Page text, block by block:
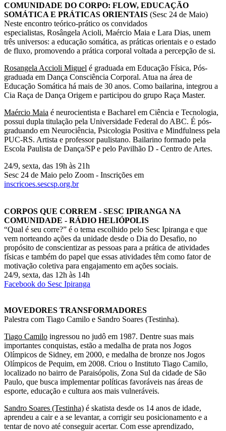
COMUNIDADE DO CORPO: FLOW, EDUCAÇÃO
SOMÁTICA E PRÁTICAS ORIENTAIS (Sesc 24 de Maio)
Neste encontro teórico-prático os convidados
especialistas, Rosângela Acioli, Maércio Maia e Lara Dias, unem
três universos: a educação somática, as práticas orientais e o estado
de fluxo, promovendo a prática corporal voltada a percepção de si.
Rosangela Accioli Miguel é graduada em Educação Física, Pós-
graduada em Dança Consciência Corporal. Atua na área de
Educação Somática há mais de 30 anos. Como bailarina, integrou a
Cia Raça de Dança Origem e participou do grupo Raça Master.
Maércio Maia é neurocientista e Bacharel em Ciência e Tecnologia,
possui dupla titulação pela Universidade Federal do ABC. É pós-
graduando em Neurociência, Psicologia Positiva e Mindfulness pela
PUC-RS. Artista e professor paulistano. Bailarino formado pela
Escola Paulista de Dança/SP e pelo Pavilhão D - Centro de Artes.
24/9, sexta, das 19h às 21h
Sesc 24 de Maio pelo Zoom - Inscrições em
inscricoes.sescsp.org.br
CORPOS QUE CORREM - SESC IPIRANGA NA
COMUNIDADE - RÁDIO HELIÓPOLIS
“Qual é seu corre?” é o tema escolhido pelo Sesc Ipiranga e que
vem norteando ações da unidade desde o Dia do Desafio, no
propósito de conscientizar as pessoas para a prática de atividades
físicas e também do papel que essas atividades têm como fator de
motivação coletiva para engajamento em ações sociais.
24/9, sexta, das 12h às 14h
Facebook do Sesc Ipiranga
MOVEDORES TRANSFORMADORES
Palestra com Tiago Camilo e Sandro Soares (Testinha).
Tiago Camilo ingressou no judô em 1987. Dentre suas mais
importantes conquistas, estão a medalha de prata nos Jogos
Olímpicos de Sidney, em 2000, e medalha de bronze nos Jogos
Olímpicos de Pequim, em 2008. Criou o Instituto Tiago Camilo,
localizado no bairro de Paraisópolis, Zona Sul da cidade de São
Paulo, que busca implementar políticas favoráveis nas áreas de
esporte, educação e cultura aos mais vulneráveis.
Sandro Soares (Testinha) é skatista desde os 14 anos de idade,
aprendeu a cair e a se levantar, a corrigir seu posicionamento e a
tentar de novo até conseguir acertar. Com esse aprendizado,